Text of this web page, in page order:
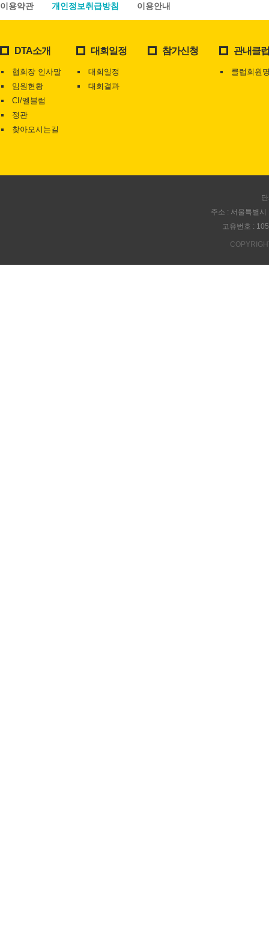
이용약관 개인정보취급방침 이용안내
DTA소개
협회장 인사말
임원현황
CI/엘블럼
정관
찾아오시는길
대회일정
대회일정
대회결과
참가신청 관내클
클럽회원
주소 : 서울특별
고유번호 :